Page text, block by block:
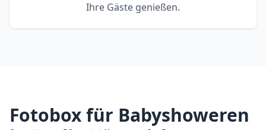
Ihre Gäste genießen.
Fotobox für Babyshoweren